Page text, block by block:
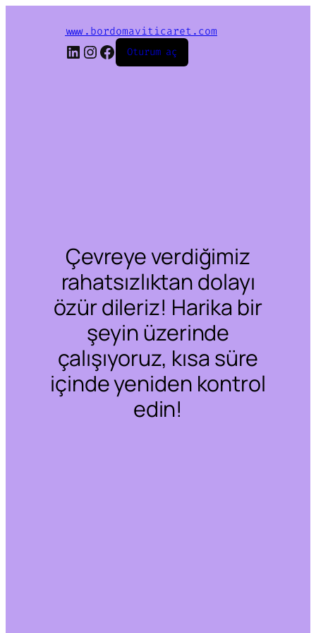
www.bordomaviticaret.com
LinkedIn
Instagram
Facebook
Oturum aç
Çevreye verdiğimiz
rahatsızlıktan dolayı
özür dileriz! Harika bir
şeyin üzerinde
çalışıyoruz, kısa süre
içinde yeniden kontrol
edin!